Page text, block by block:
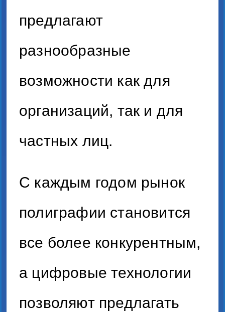
предлагают
разнообразные
возможности как для
организаций, так и для
частных лиц.
С каждым годом рынок
полиграфии становится
все более конкурентным,
а цифровые технологии
позволяют предлагать